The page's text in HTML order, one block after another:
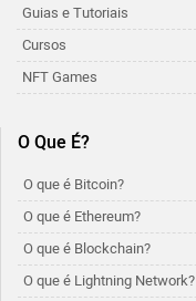
Guias e Tutoriais
Cursos
NFT Games
O Que É?
O que é Bitcoin?
O que é Ethereum?
O que é Blockchain?
O que é Lightning Network?